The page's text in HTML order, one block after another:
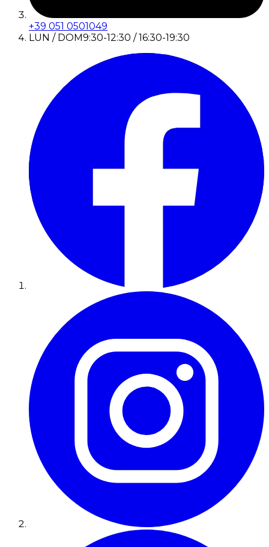
+39 051 0501049
LUN / DOM9:30-12:30 / 16:30-19:30